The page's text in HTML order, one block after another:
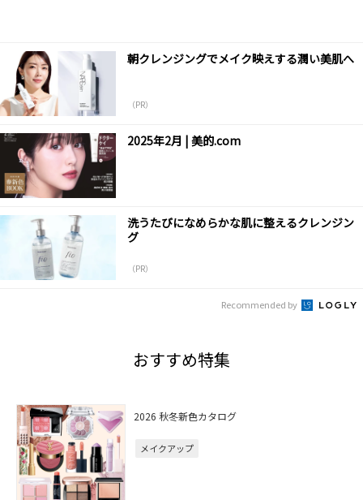
朝クレンジングでメイク映えする潤い美肌へ
（PR）
2025年2月 | 美的.com
洗うたびになめらかな肌に整えるクレンジン
グ
（PR）
Recommended by
おすすめ特集
2026 秋冬新色カタログ
メイクアップ